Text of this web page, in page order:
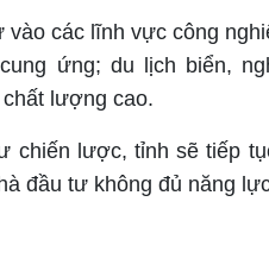
các lĩnh vực công
ứng; du lịch biển,
lượng cao.
chiến lược, tỉnh sẽ tiếp
đầu tư không đủ năng